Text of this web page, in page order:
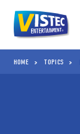
HOME
HOME TOPICS